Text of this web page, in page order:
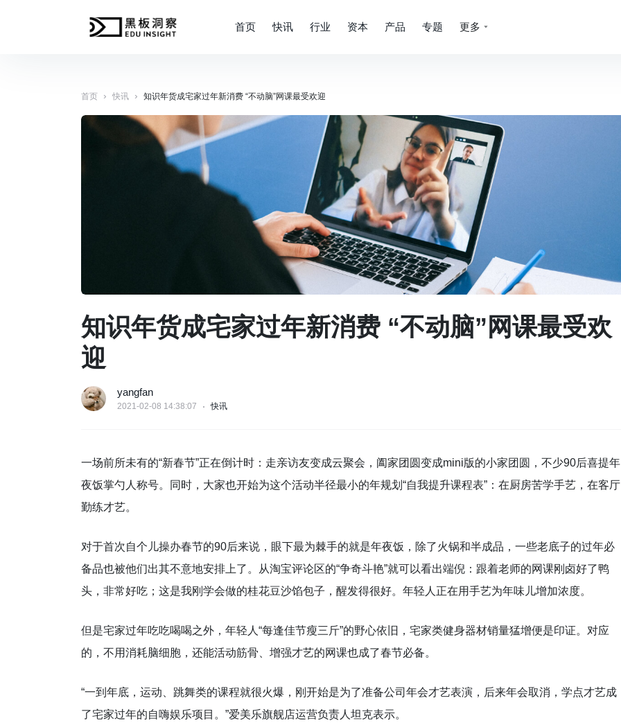
首页 快讯 行业 资本 产品 专题 更多
首页 › 快讯 › 知识年货成宅家过年新消费 “不动脑”网课最受欢迎
知识年货成宅家过年新消费 “不动脑”网课最受欢
迎
yangfan
2021-02-08 14:38:07 快讯
一场前所未有的“新春节”正在倒计时：走亲访友变成云聚会，阖家团圆变成mini版的小家团圆，不少90后喜提年
夜饭掌勺人称号。同时，大家也开始为这个活动半径最小的年规划“自我提升课程表”：在厨房苦学手艺，在客厅
勤练才艺。
对于首次自个儿操办春节的90后来说，眼下最为棘手的就是年夜饭，除了火锅和半成品，一些老底子的过年必
备品也被他们出其不意地安排上了。从淘宝评论区的“争奇斗艳”就可以看出端倪：跟着老师的网课刚卤好了鸭
头，非常好吃；这是我刚学会做的桂花豆沙馅包子，醒发得很好。年轻人正在用手艺为年味儿增加浓度。
但是宅家过年吃吃喝喝之外，年轻人“每逢佳节瘦三斤”的野心依旧，宅家类健身器材销量猛增便是印证。对应
的，不用消耗脑细胞，还能活动筋骨、增强才艺的网课也成了春节必备。
“一到年底，运动、跳舞类的课程就很火爆，刚开始是为了准备公司年会才艺表演，后来年会取消，学点才艺成
了宅家过年的自嗨娱乐项目。”爱美乐旗舰店运营负责人坦克表示。